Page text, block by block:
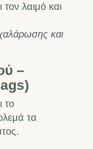
λαιμό και
χαλάρωσης και
–
το
τα